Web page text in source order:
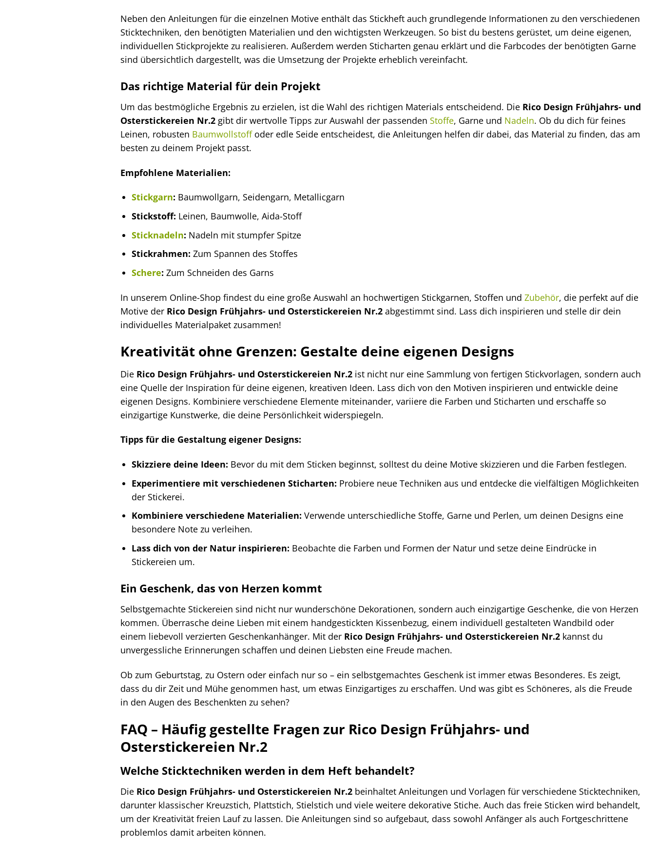
Neben den Anleitungen für die einzelnen Motive enthält das Stickheft auch grundlegende Informationen zu den verschiedenen
Sticktechniken, den benötigten Materialien und den wichtigsten Werkzeugen. So bist du bestens gerüstet, um deine eigenen,
individuellen Stickprojekte zu realisieren. Außerdem werden Sticharten genau erklärt und die Farbcodes der benötigten Garne
sind übersichtlich dargestellt, was die Umsetzung der Projekte erheblich vereinfacht.
Das richtige Material für dein Projekt
Um das bestmögliche Ergebnis zu erzielen, ist die Wahl des richtigen Materials entscheidend. Die Rico Design Frühjahrs- und
Osterstickereien Nr.2 gibt dir wertvolle Tipps zur Auswahl der passenden Stoffe, Garne und Nadeln. Ob du dich für feines
Leinen, robusten Baumwollstoffoder edle Seide entscheidest, die Anleitungen helfen dir dabei, das Material zu finden, das am
besten zu deinem Projekt passt.
Empfohlene Materialien:
Stickgarn: Baumwollgarn, Seidengarn, Metallicgarn
Stickstoff: Leinen, Baumwolle, Aida-Stoff
Sticknadeln: Nadeln mit stumpfer Spitze
Stickrahmen: Zum Spannen des Stoffes
Schere: Zum Schneiden des Garns
In unserem Online-Shop findest du eine große Auswahl an hochwertigen Stickgarnen, Stoffen und Zubehör, die perfekt auf die
Motive der Rico Design Frühjahrs- und Osterstickereien Nr.2 abgestimmt sind. Lass dich inspirieren und stelle dir dein
individuelles Materialpaket zusammen!
Kreativität ohne Grenzen: Gestalte deine eigenen Designs
Die Rico Design Frühjahrs- und Osterstickereien Nr.2 ist nicht nur eine Sammlung von fertigen Stickvorlagen, sondern auch
eine Quelle der Inspiration für deine eigenen, kreativen Ideen. Lass dich von den Motiven inspirieren und entwickle deine
eigenen Designs. Kombiniere verschiedene Elemente miteinander, variiere die Farben und Sticharten und erschaffe so
einzigartige Kunstwerke, die deine Persönlichkeit widerspiegeln.
Tipps für die Gestaltung eigener Designs:
Skizziere deine Ideen: Bevor du mit dem Sticken beginnst, solltest du deine Motive skizzieren und die Farben festlegen.
Experimentiere mit verschiedenen Sticharten: Probiere neue Techniken aus und entdecke die vielfältigen Möglichkeiten
der Stickerei.
Kombiniere verschiedene Materialien: Verwende unterschiedliche Stoffe, Garne und Perlen, um deinen Designs eine
besondere Note zu verleihen.
Lass dich von der Natur inspirieren: Beobachte die Farben und Formen der Natur und setze deine Eindrücke in
Stickereien um.
Ein Geschenk, das von Herzen kommt
Selbstgemachte Stickereien sind nicht nur wunderschöne Dekorationen, sondern auch einzigartige Geschenke, die von Herzen
kommen. Überrasche deine Lieben mit einem handgestickten Kissenbezug, einem individuell gestalteten Wandbild oder
einem liebevoll verzierten Geschenkanhänger. Mit der Rico Design Frühjahrs- und Osterstickereien Nr.2 kannst du
unvergessliche Erinnerungen schaffen und deinen Liebsten eine Freude machen.
Ob zum Geburtstag, zu Ostern oder einfach nur so – ein selbstgemachtes Geschenk ist immer etwas Besonderes. Es zeigt,
dass du dir Zeit und Mühe genommen hast, um etwas Einzigartiges zu erschaffen. Und was gibt es Schöneres, als die Freude
in den Augen des Beschenkten zu sehen?
FAQ – Häufig gestellte Fragen zur Rico Design Frühjahrs- und
Osterstickereien Nr.2
Welche Sticktechniken werden in dem Heft behandelt?
Die Rico Design Frühjahrs- und Osterstickereien Nr.2 beinhaltet Anleitungen und Vorlagen für verschiedene Sticktechniken,
darunter klassischer Kreuzstich, Plattstich, Stielstich und viele weitere dekorative Stiche. Auch das freie Sticken wird behandelt,
um der Kreativität freien Lauf zu lassen. Die Anleitungen sind so aufgebaut, dass sowohl Anfänger als auch Fortgeschrittene
problemlos damit arbeiten können.